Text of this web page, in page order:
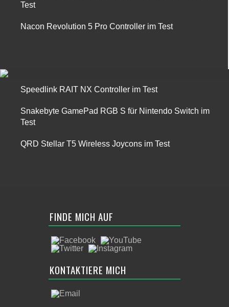
Test
Nacon Revolution 5 Pro Controller im Test
Speedlink RAIT NX Controller im Test
Snakebyte GamePad RGB S für Nintendo Switch im
Test
QRD Stellar T5 Wireless Joycons im Test
FINDE MICH AUF
KONTAKTIERE MICH